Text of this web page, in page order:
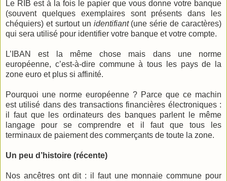
Le RIB est à la fois le papier que vous donne votre banque
(souvent quelques exemplaires sont présents dans les
chéquiers) et surtout un identifiant(une série de caractères)
qui sera utilisé pour identifier votre banque et votre compte.
L’IBAN est la même chose mais dans une norme
européenne, c’est-à-dire commune à tous les pays de la
zone euro et plus si affinité.
Pourquoi une norme européenne ? Parce que ce machin
est utilisé dans des transactions financières électroniques :
il faut que les ordinateurs des banques parlent le même
langage pour se comprendre et il faut que tous les
terminaux de paiement des commerçants de toute la zone.
Un peu d’histoire (récente)
Nos ancêtres ont dit : il faut une monnaie commune pour